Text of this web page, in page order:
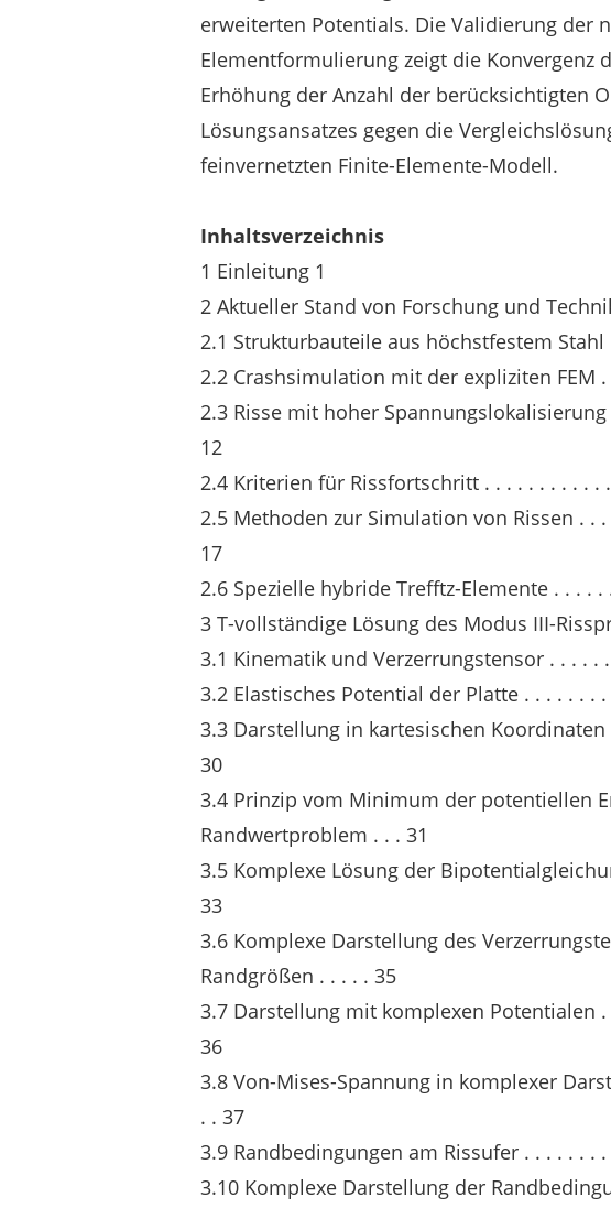
erweiterten Potentials. Die Validierung der
Elementformulierung zeigt die Konvergenz
Erhöhung der Anzahl der berücksichtigten
Lösungsansatzes gegen die
feinvernetzten Finite-Elemente-Modell.
Inhaltsverzeichnis
1 Einleitung 1
2 Aktueller Stand von Forschung und
2.1 Strukturbauteile aus höchstfestem Stahl
2.2 Crashsimulation mit der expliziten FEM .
2.3 Risse mit hoher Spannungslokalisierung
12
2.4 Kriterien für Rissfortschritt . . . . . . . . . . .
2.5 Methoden zur Simulation von Rissen . . .
17
2.6 Spezielle hybride Trefftz-Elemente . . . . .
3 T-vollständige Lösung des Modus III-
3.1 Kinematik und Verzerrungstensor . . . . .
3.2 Elastisches Potential der Platte . . . . . . .
3.3 Darstellung in kartesischen Koordinaten
30
3.4 Prinzip vom Minimum der potentiellen
Randwertproblem . . . 31
3.5 Komplexe Lösung der
33
3.6 Komplexe Darstellung des
Randgrößen . . . . . 35
3.7 Darstellung mit komplexen Potentialen .
36
3.8 Von-Mises-Spannung in komplexer
. . 37
3.9 Randbedingungen am Rissufer . . . . . . .
3.10 Komplexe Darstellung der